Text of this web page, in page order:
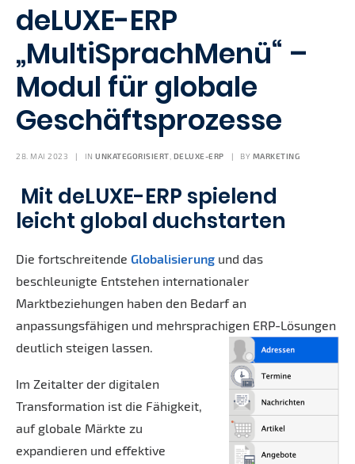
deLUXE-ERP
„MultiSprachMenü“ –
Modul für globale
Geschäftsprozesse
28. MAI 2023 | IN UNKATEGORISIERT DELUXE-ERP | BY MARKETING
Mit deLUXE-ERP spielend
leicht global duchstarten
Die fortschreitende Globalisierung und das
beschleunigte Entstehen internationaler
Marktbeziehungen haben den Bedarf an
anpassungsfähigen und mehrsprachigen ERP-Lösungen
deutlich steigen lassen.
Im Zeitalter der digitalen
Transformation ist die Fähigkeit,
auf globale Märkte zu
expandieren und effektive